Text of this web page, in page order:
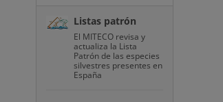
Listas patrón
El MITECO revisa y
actualiza la Lista
Patrón de las especies
silvestres presentes en
España